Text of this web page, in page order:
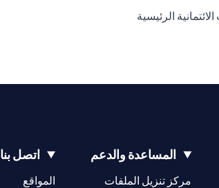
opens
المساعدة والدعم
مركز تنزيل الملفات
اتصل بنا
المواقعtab